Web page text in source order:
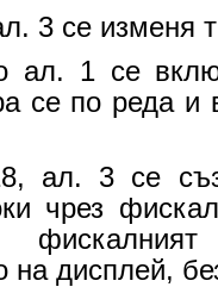
3 се изменя
ал. 1 се
се по реда
ал. 3 се
чрез
на дисплей,